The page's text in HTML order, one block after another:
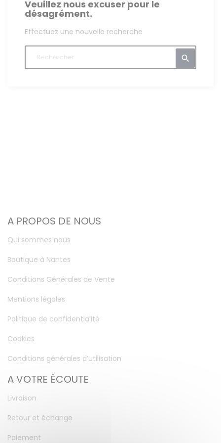
Veuillez nous excuser pour le
désagrément.
Effectuez une nouvelle recherche

A PROPOS DE NOUS
Qui sommes nous
Boutique à Nantes
Conditions Générales de Vente
Mentions légales
Politique de confidentialité
Cookies
Conditions générales d’utilisation
A VOTRE ÉCOUTE
Livraison
Retour et échange
Paiement